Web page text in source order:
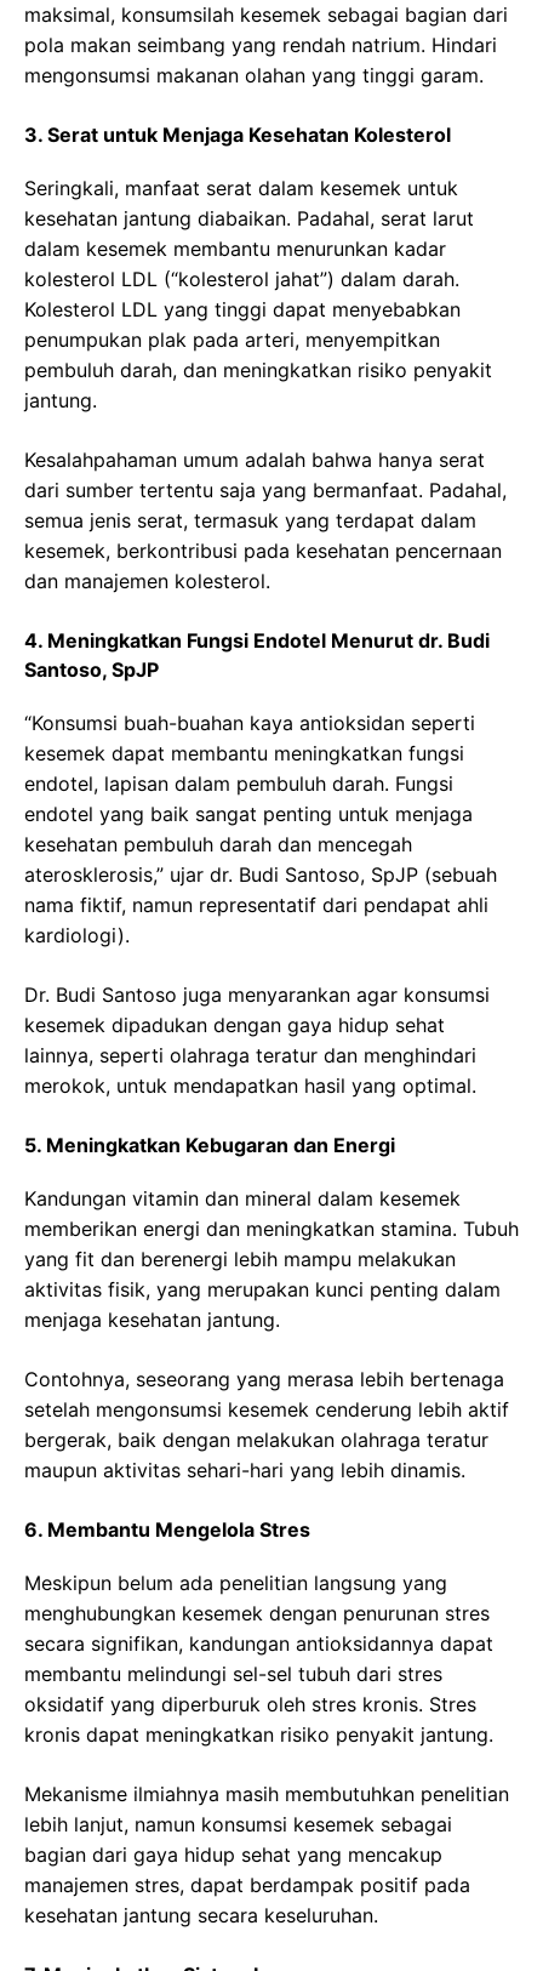
maksimal, konsumsilah kesemek sebagai bagian dari
pola makan seimbang yang rendah natrium. Hindari
mengonsumsi makanan olahan yang tinggi garam.
3. Serat untuk Menjaga Kesehatan Kolesterol
Seringkali, manfaat serat dalam kesemek untuk
kesehatan jantung diabaikan. Padahal, serat larut
dalam kesemek membantu menurunkan kadar
kolesterol LDL (“kolesterol jahat”) dalam darah.
Kolesterol LDL yang tinggi dapat menyebabkan
penumpukan plak pada arteri, menyempitkan
pembuluh darah, dan meningkatkan risiko penyakit
jantung.
Kesalahpahaman umum adalah bahwa hanya serat
dari sumber tertentu saja yang bermanfaat. Padahal,
semua jenis serat, termasuk yang terdapat dalam
kesemek, berkontribusi pada kesehatan pencernaan
dan manajemen kolesterol.
4. Meningkatkan Fungsi Endotel Menurut dr. Budi
Santoso, SpJP
“Konsumsi buah-buahan kaya antioksidan seperti
kesemek dapat membantu meningkatkan fungsi
endotel, lapisan dalam pembuluh darah. Fungsi
endotel yang baik sangat penting untuk menjaga
kesehatan pembuluh darah dan mencegah
aterosklerosis,” ujar dr. Budi Santoso, SpJP (sebuah
nama fiktif, namun representatif dari pendapat ahli
kardiologi).
Dr. Budi Santoso juga menyarankan agar konsumsi
kesemek dipadukan dengan gaya hidup sehat
lainnya, seperti olahraga teratur dan menghindari
merokok, untuk mendapatkan hasil yang optimal.
5. Meningkatkan Kebugaran dan Energi
Kandungan vitamin dan mineral dalam kesemek
memberikan energi dan meningkatkan stamina. Tubuh
yang fit dan berenergi lebih mampu melakukan
aktivitas fisik, yang merupakan kunci penting dalam
menjaga kesehatan jantung.
Contohnya, seseorang yang merasa lebih bertenaga
setelah mengonsumsi kesemek cenderung lebih aktif
bergerak, baik dengan melakukan olahraga teratur
maupun aktivitas sehari-hari yang lebih dinamis.
6. Membantu Mengelola Stres
Meskipun belum ada penelitian langsung yang
menghubungkan kesemek dengan penurunan stres
secara signifikan, kandungan antioksidannya dapat
membantu melindungi sel-sel tubuh dari stres
oksidatif yang diperburuk oleh stres kronis. Stres
kronis dapat meningkatkan risiko penyakit jantung.
Mekanisme ilmiahnya masih membutuhkan penelitian
lebih lanjut, namun konsumsi kesemek sebagai
bagian dari gaya hidup sehat yang mencakup
manajemen stres, dapat berdampak positif pada
kesehatan jantung secara keseluruhan.